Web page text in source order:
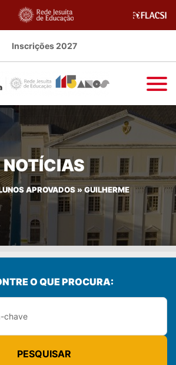
Inscrições 2027
NOTÍCIAS
APROVADOS»GUILHERME
O QUE PROCURA:
PESQUISAR